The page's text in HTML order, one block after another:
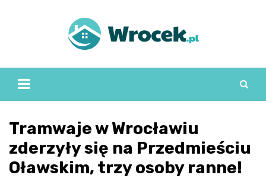
Tramwaje w Wrocławiu
zderzyły się na Przedmieściu
Oławskim, trzy osoby ranne!